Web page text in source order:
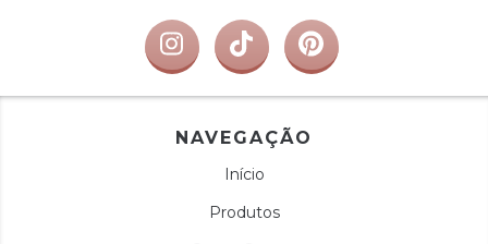
NAVEGAÇÃO
Início
Produtos